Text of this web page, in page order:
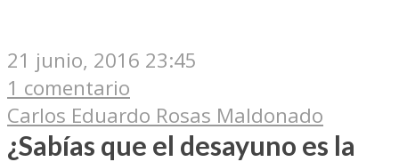
21 junio, 2016 23:45
1 comentario
Carlos Eduardo Rosas Maldonado
¿Sabías que el desayuno es la